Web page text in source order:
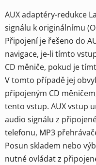
AUX adaptéry-redukce
signálu k originálnímu
Připojení je řešeno do
navigace, je-li tímto
CD měniče, pokud je
V tomto případě jej
připojeným CD
tento vstup. AUX vstup
audio signálu z
telefonu, MP3
Posun skladem nebo
nutné ovládat z